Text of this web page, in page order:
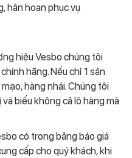
hân hoan phục vụ
hiệu Vesbo chúng tôi
hãng. Nếu chỉ 1 sản
hàng nhái. Chúng tôi
biếu không cả lô hàng mà
có trong bảng báo giá
cấp cho quý khách, khi